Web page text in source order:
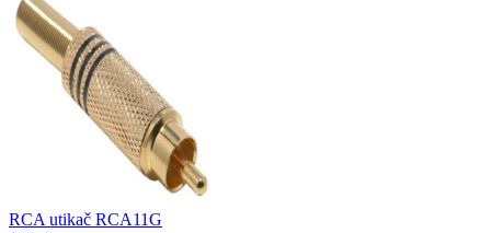
RCA utikač RCA11G